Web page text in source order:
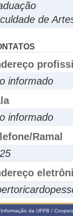
de
informado
informado
Ramal
da UFPB /